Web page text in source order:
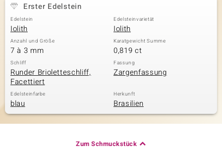
Erster Edelstein
Edelstein
Iolith
Edelsteinvarietät
Iolith
Anzahl und Größe
7 à 3 mm
Karatgewicht Summe
0,819 ct
Schliff
Runder Brioletteschliff,
Facettiert
Fassung
Zargenfassung
Edelsteinfarbe
blau
Herkunft
Brasilien
Zum Schmuckstück